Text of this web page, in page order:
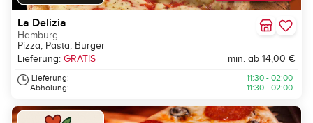
La Delizia
Hamburg
Pizza, Pasta, Burger
Lieferung: GRATIS min. ab 14,00 €
Lieferung:
Abholung:
11:30 - 02:00
11:30 - 02:00